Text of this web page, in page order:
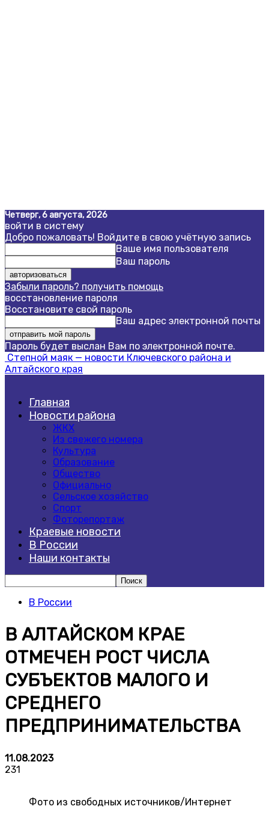
Четверг, 6 августа, 2026
войти в систему
Добро пожаловать! Войдите в свою учётную запись
Ваше имя пользователя
Ваш пароль
Забыли пароль? получить помощь
восстановление пароля
Восстановите свой пароль
Ваш адрес электронной почты
Пароль будет выслан Вам по электронной почте.
Степной маяк — новости Ключевского района и
Алтайского края
Главная
Новости района
ЖКХ
Из свежего номера
Культура
Образование
Общество
Официально
Сельское хозяйство
Спорт
Фоторепортаж
Краевые новости
В России
Наши контакты
В России
В АЛТАЙСКОМ КРАЕ
ОТМЕЧЕН РОСТ ЧИСЛА
СУБЪЕКТОВ МАЛОГО И
СРЕДНЕГО
ПРЕДПРИНИМАТЕЛЬСТВА
11.08.2023
231
Фото из свободных источников/Интернет